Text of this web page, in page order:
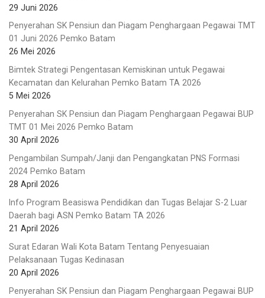
29 Juni 2026
Penyerahan SK Pensiun dan Piagam Penghargaan Pegawai TMT
01 Juni 2026 Pemko Batam
26 Mei 2026
Bimtek Strategi Pengentasan Kemiskinan untuk Pegawai
Kecamatan dan Kelurahan Pemko Batam TA 2026
5 Mei 2026
Penyerahan SK Pensiun dan Piagam Penghargaan Pegawai BUP
TMT 01 Mei 2026 Pemko Batam
30 April 2026
Pengambilan Sumpah/Janji dan Pengangkatan PNS Formasi
2024 Pemko Batam
28 April 2026
Info Program Beasiswa Pendidikan dan Tugas Belajar S-2 Luar
Daerah bagi ASN Pemko Batam TA 2026
21 April 2026
Surat Edaran Wali Kota Batam Tentang Penyesuaian
Pelaksanaan Tugas Kedinasan
20 April 2026
Penyerahan SK Pensiun dan Piagam Penghargaan Pegawai BUP